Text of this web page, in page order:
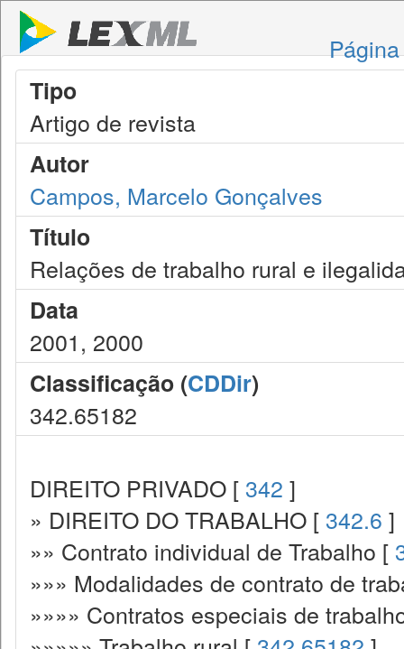
Tipo
Artigo de revista
Autor
Campos, Marcelo Gonçalves
Título
Relações de trabalho rural e
Data
2001, 2000
Classificação (CDDir)
342.65182
DIREITO PRIVADO [ 342 ]
» DIREITO DO TRABALHO [ 342.6 ]
»» Contrato individual de Trabalho [
»»» Modalidades de contrato de
»»»» Contratos especiais de